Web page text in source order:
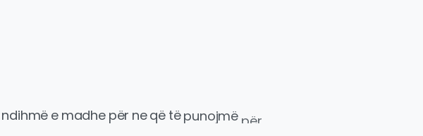
ndihmë e madhe për neqë tëpunojmë për